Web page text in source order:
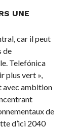
UNE
car il peut
de
Telefónica
plus vert »,
avec ambition
de
d’ici 2040